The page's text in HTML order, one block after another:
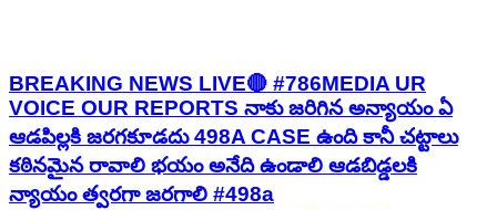
BREAKING NEWS LIVE🔴 #786MEDIA UR
VOICE OUR REPORTS నాకు జరిగిన అన్యాయం ఏ
ఆడపిల్లకి జరగకూడదు 498A CASE ఉంది కానీ చట్టాలు
కఠినమైన రావాలి భయం అనేది ఉండాలి ఆడబిడ్డలకి
న్యాయం త్వరగా జరగాలి #498a